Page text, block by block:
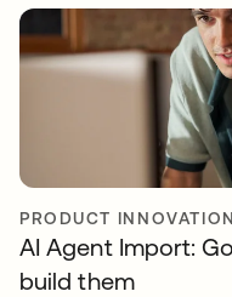
PRODUCT INNOVATION
AI Agent Import:
build them